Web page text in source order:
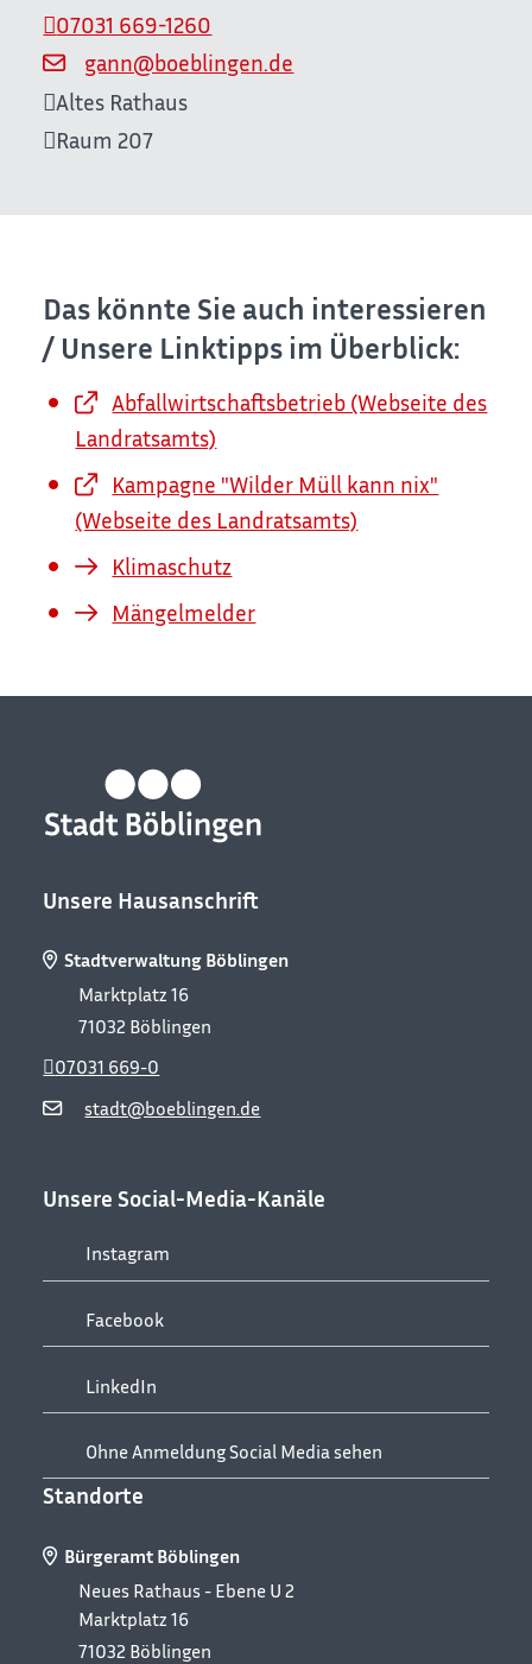
gann@boeblingen.de
07031 669-1260
Altes Rathaus
Raum 207
Das könnte Sie auch interessieren
/ Unsere Linktipps im Überblick:
Abfallwirtschaftsbetrieb (Webseite des
Landratsamts)
Kampagne "Wilder Müll kann nix"
(Webseite des Landratsamts)
Klimaschutz
Mängelmelder
Unsere Hausanschrift
Stadtverwaltung Böblingen
Marktplatz 16
71032 Böblingen
stadt@boeblingen.de
07031 669-0
Unsere Social-Media-Kanäle
Instagram
Facebook
LinkedIn
Ohne Anmeldung Social Media sehen
Standorte
Bürgeramt Böblingen
Neues Rathaus - Ebene U 2
Marktplatz 16
71032 Böblingen